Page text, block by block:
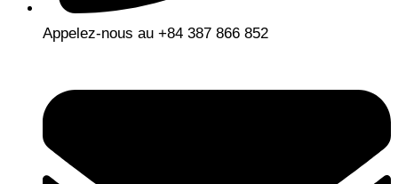
Appelez-nous au +84 387 866 852